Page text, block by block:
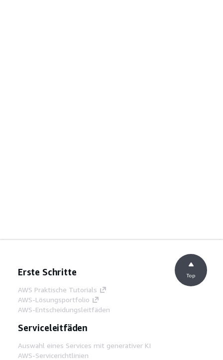
Erste Schritte
AWS Praktische Tutorials
AWS-Lösungsportfolio
AWS-Entscheidungsleitfäden
Serviceleitfäden
Auswahl eines Services mit generativer KI
AWS-Servicerichtlinien
Top